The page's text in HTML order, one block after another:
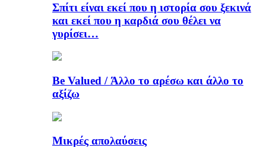
Σπίτι είναι εκεί που η ιστορία σου ξεκινά
και εκεί που η καρδιά σου θέλει να
γυρίσει…
Be Valued / Άλλο το αρέσω και άλλο το
αξίζω
Μικρές απολαύσεις